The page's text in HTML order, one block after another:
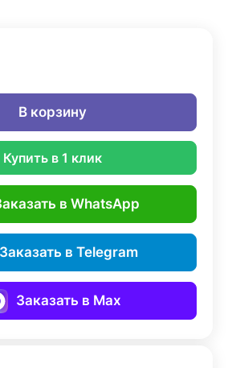
В корзину
Купить в 1 клик
в WhatsApp
Заказать в Telegram
Заказать в Max